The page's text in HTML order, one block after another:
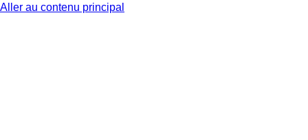
Aller au contenu principal